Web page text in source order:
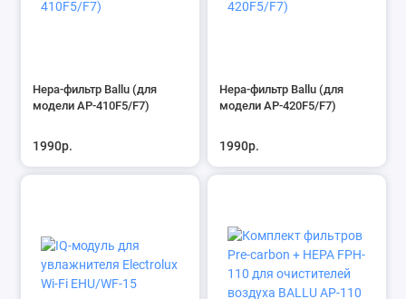
Hepa-фильтр Ballu (для
модели AP-410F5/F7)
1990р.
Hepa-фильтр Ballu (для
модели AP-420F5/F7)
1990р.